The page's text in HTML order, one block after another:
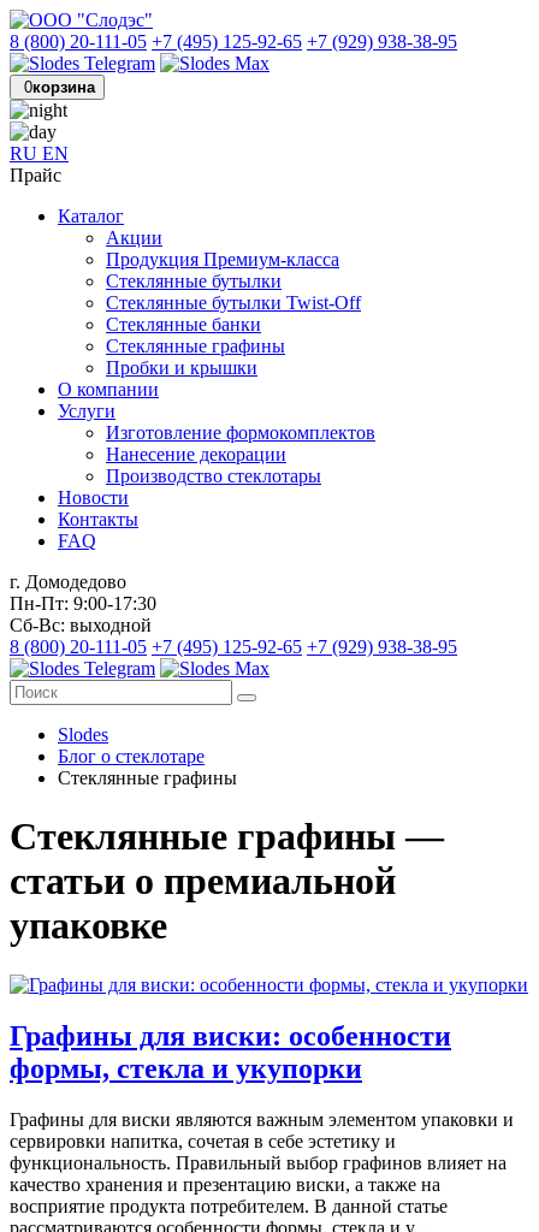
8 (800) 20-111-05 +7 (495) 125-92-65 +7 (929) 938-38-95
0корзина
RU EN
Прайс
Каталог
Акции
Продукция Премиум-класса
Стеклянные бутылки
Стеклянные бутылки Twist-Off
Стеклянные банки
Стеклянные графины
Пробки и крышки
О компании
Услуги
Изготовление формокомплектов
Нанесение декорации
Производство стеклотары
Новости
Контакты
FAQ
г. Домодедово
Пн-Пт: 9:00-17:30
Сб-Вс: выходной
8 (800) 20-111-05 +7 (495) 125-92-65 +7 (929) 938-38-95
Slodes
Блог о стеклотаре
Стеклянные графины
Стеклянные графины —
статьи о премиальной
упаковке
Графины для виски: особенности
формы, стекла и укупорки
Графины для виски являются важным элементом упаковки и
сервировки напитка, сочетая в себе эстетику и
функциональность. Правильный выбор графинов влияет на
качество хранения и презентацию виски, а также на
восприятие продукта потребителем. В данной статье
рассматриваются особенности формы, стекла и у...